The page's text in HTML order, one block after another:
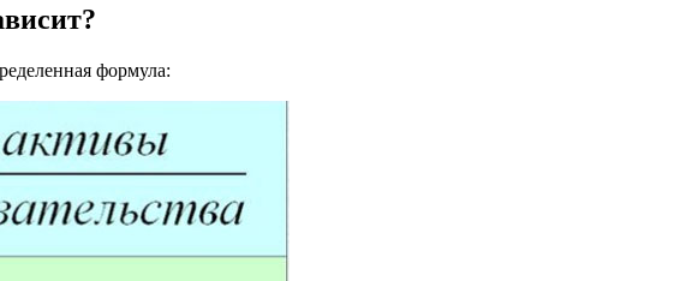
формула: